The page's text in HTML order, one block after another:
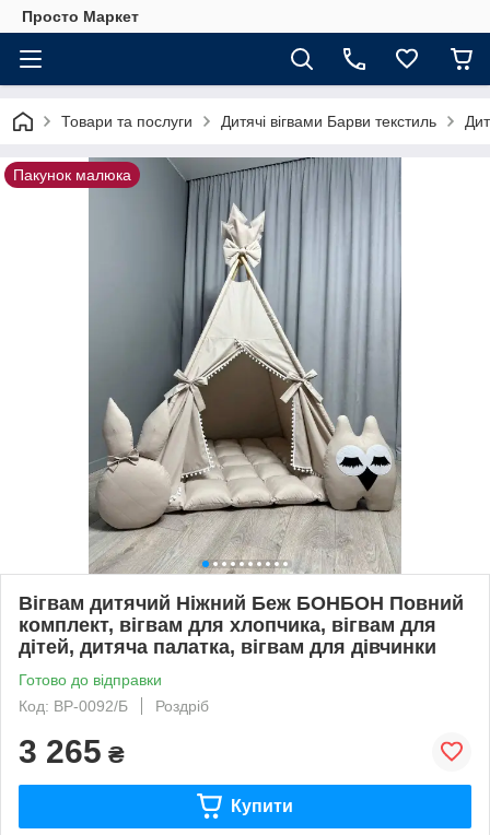
Просто Маркет
Товари та послуги Дитячі вігвами Барви текстиль
Пакунок малюка
Вігвам дитячий Ніжний Беж БОНБОН Повний
комплект, вігвам для хлопчика, вігвам для
дітей, дитяча палатка, вігвам для дівчинки
Готово до відправки
Код: ВР-0092/Б
Роздріб
3 265 ₴
Купити